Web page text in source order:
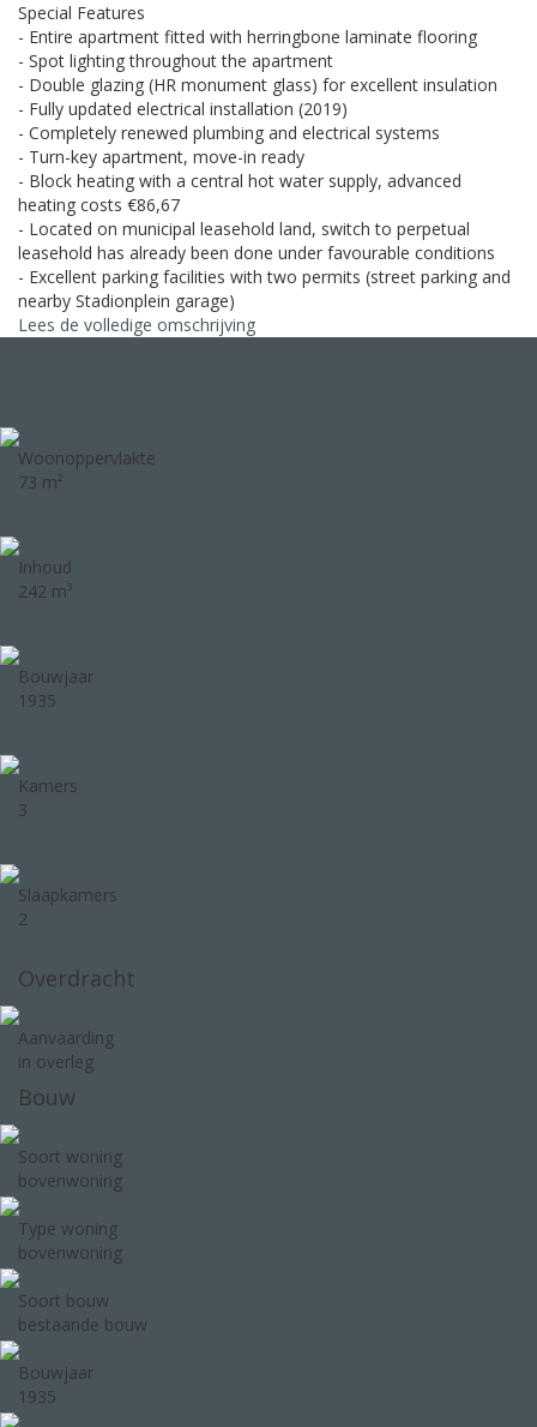
Special Features
- Entire apartment fitted with herringbone laminate flooring
- Spot lighting throughout the apartment
- Double glazing (HR monument glass) for excellent insulation
- Fully updated electrical installation (2019)
- Completely renewed plumbing and electrical systems
- Turn-key apartment, move-in ready
- Block heating with a central hot water supply, advanced
heating costs €86,67
- Located on municipal leasehold land, switch to perpetual
leasehold has already been done under favourable conditions
- Excellent parking facilities with two permits (street parking and
nearby Stadionplein garage)
Lees de volledige omschrijving
Woonoppervlakte
73 m²
Inhoud
242 m³
Bouwjaar
1935
Kamers
3
Slaapkamers
2
Overdracht
Aanvaarding
in overleg
Bouw
Soort woning
bovenwoning
Type woning
bovenwoning
Soort bouw
bestaande bouw
Bouwjaar
1935